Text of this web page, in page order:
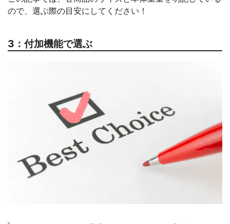
ので、選ぶ際の目安にしてください！
3：付加機能で選ぶ